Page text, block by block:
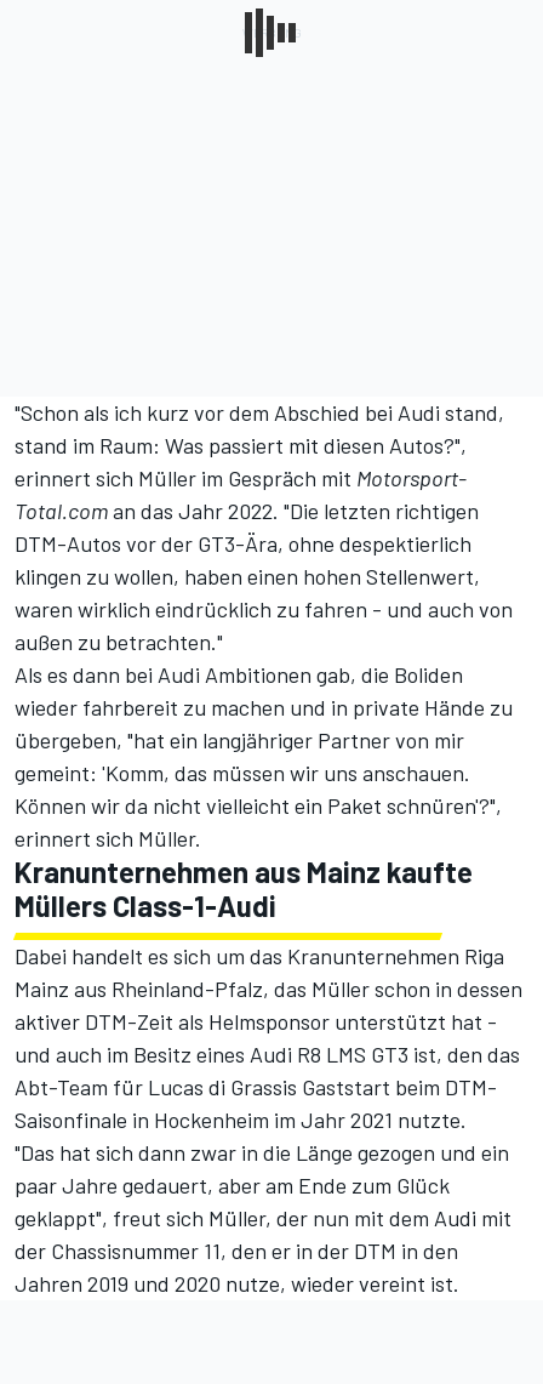
"Schon als ich kurz vor dem Abschied bei Audi stand,
stand im Raum: Was passiert mit diesen Autos?",
erinnert sich Müller im Gespräch mit Motorsport-
Total.coman das Jahr 2022. "Die letzten richtigen
DTM-Autos vor der GT3-Ära, ohne despektierlich
klingen zu wollen, haben einen hohen Stellenwert,
waren wirklich eindrücklich zu fahren - und auch von
außen zu betrachten."
Als es dann bei Audi Ambitionen gab, die Boliden
wieder fahrbereit zu machen und in private Hände zu
übergeben, "hat ein langjähriger Partner von mir
gemeint: 'Komm, das müssen wir uns anschauen.
Können wir da nicht vielleicht ein Paket schnüren'?",
erinnert sich Müller.
Kranunternehmen aus Mainz kaufte
Müllers Class-1-Audi
Dabei handelt es sich um das Kranunternehmen Riga
Mainz aus Rheinland-Pfalz, das Müller schon in dessen
aktiver DTM-Zeit als Helmsponsor unterstützt hat -
und auch im Besitz eines Audi R8 LMS GT3 ist, den das
Abt-Team für Lucas di Grassis Gaststart beim DTM-
Saisonfinale in Hockenheim im Jahr 2021 nutzte.
"Das hat sich dann zwar in die Länge gezogen und ein
paar Jahre gedauert, aber am Ende zum Glück
geklappt", freut sich Müller, der nun mit dem Audi mit
der Chassisnummer 11, den er in der DTM in den
Jahren 2019 und 2020 nutze, wieder vereint ist.